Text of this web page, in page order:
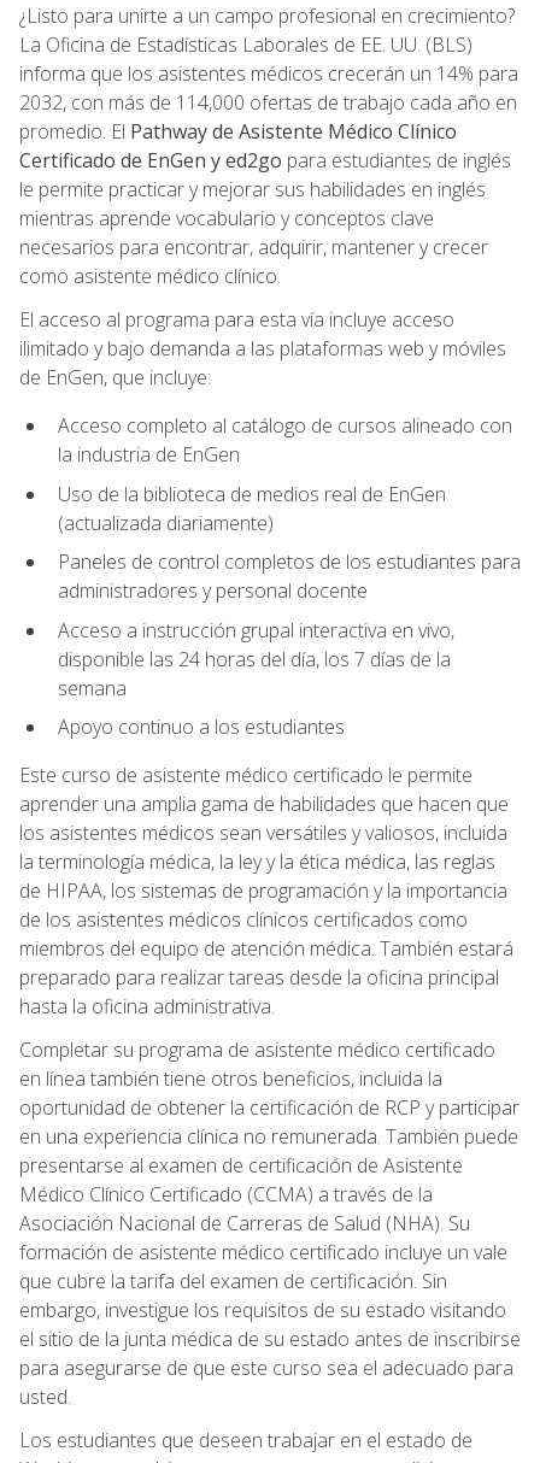
¿Listo para unirte a un campo profesional en crecimiento?
La Oficina de Estadísticas Laborales de EE. UU. (BLS)
informa que los asistentes médicos crecerán un 14% para
2032, con más de 114,000 ofertas de trabajo cada año en
promedio. El Pathway de Asistente Médico Clínico
Certificado de EnGen y ed2go para estudiantes de inglés
le permite practicar y mejorar sus habilidades en inglés
mientras aprende vocabulario y conceptos clave
necesarios para encontrar, adquirir, mantener y crecer
como asistente médico clínico.
El acceso al programa para esta vía incluye acceso
ilimitado y bajo demanda a las plataformas web y móviles
de EnGen, que incluye:
Acceso completo al catálogo de cursos alineado con
la industria de EnGen
Uso de la biblioteca de medios real de EnGen
(actualizada diariamente)
Paneles de control completos de los estudiantes para
administradores y personal docente
Acceso a instrucción grupal interactiva en vivo,
disponible las 24 horas del día, los 7 días de la
semana
Apoyo continuo a los estudiantes
Este curso de asistente médico certificado le permite
aprender una amplia gama de habilidades que hacen que
los asistentes médicos sean versátiles y valiosos, incluida
la terminología médica, la ley y la ética médica, las reglas
de HIPAA, los sistemas de programación y la importancia
de los asistentes médicos clínicos certificados como
miembros del equipo de atención médica. También estará
preparado para realizar tareas desde la oficina principal
hasta la oficina administrativa.
Completar su programa de asistente médico certificado
en línea también tiene otros beneficios, incluida la
oportunidad de obtener la certificación de RCP y participar
en una experiencia clínica no remunerada. También puede
presentarse al examen de certificación de Asistente
Médico Clínico Certificado (CCMA) a través de la
Asociación Nacional de Carreras de Salud (NHA). Su
formación de asistente médico certificado incluye un vale
que cubre la tarifa del examen de certificación. Sin
embargo, investigue los requisitos de su estado visitando
el sitio de la junta médica de su estado antes de inscribirse
para asegurarse de que este curso sea el adecuado para
usted.
Los estudiantes que deseen trabajar en el estado de